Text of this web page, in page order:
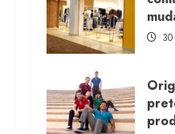
com
estoque
consignado